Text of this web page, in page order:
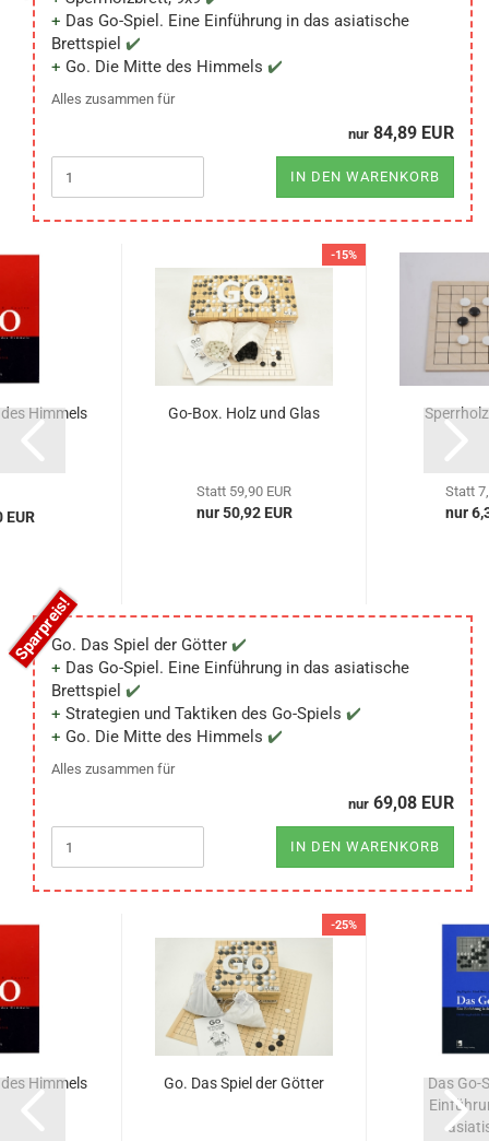
Das Go-Spiel. Eine Einführung in das asiatische
Brettspiel
Go. Die Mitte des Himmels
Alles zusammen für
nur 84,89 EUR
IN DEN WARENKORB
Himmels
EUR
-15%
Go-Box. Holz und Glas
Statt 59,90 EUR
nur 50,92 EUR
Statt
nur
Go. Das Spiel der Götter
Das Go-Spiel. Eine Einführung in das asiatische
Brettspiel
Strategien und Taktiken des Go-Spiels
Go. Die Mitte des Himmels
Alles zusammen für
nur 69,08 EUR
IN DEN WARENKORB
Himmels
-25%
Go. Das Spiel der Götter
Das Go-